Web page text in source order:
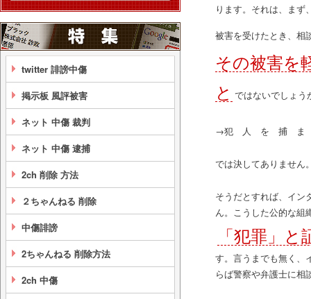
ります。それは、まず
被害を受けたとき、相
その被害を
と ではないでしょう
→犯 人 を 捕
では決してありません
そうだとすれば、イン
ん。こうした公的な組
「犯罪」
す。言うまでも無く、
らば警察や弁護士に相
twitter 誹謗中傷
掲示板 風評被害
ネット 中傷 裁判
ネット 中傷 逮捕
2ch 削除 方法
２ちゃんねる 削除
中傷誹謗
2ちゃんねる 削除方法
2ch 中傷